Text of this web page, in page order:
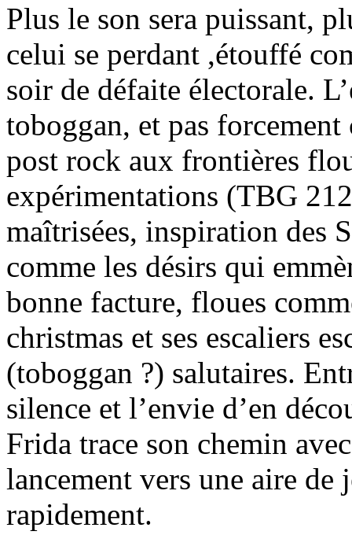
Plus le son sera puissant,
celui se perdant ,étouffé
soir de défaite électorale.
toboggan, et pas
post rock aux frontières
expérimentations (TBG
maîtrisées, inspiration des
comme les désirs qui
bonne facture, floues
christmas et ses escaliers
(toboggan ?) salutaires.
silence et l’envie d’en
Frida trace son chemin
lancement vers une aire
rapidement.